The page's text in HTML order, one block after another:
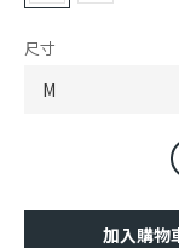
尺寸
加入購物